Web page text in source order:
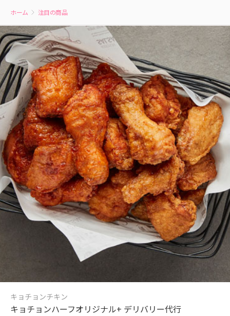
ホーム 注目の商品
キョチョンチキン
キョチョンハーフオリジナル+ デリバリー代行